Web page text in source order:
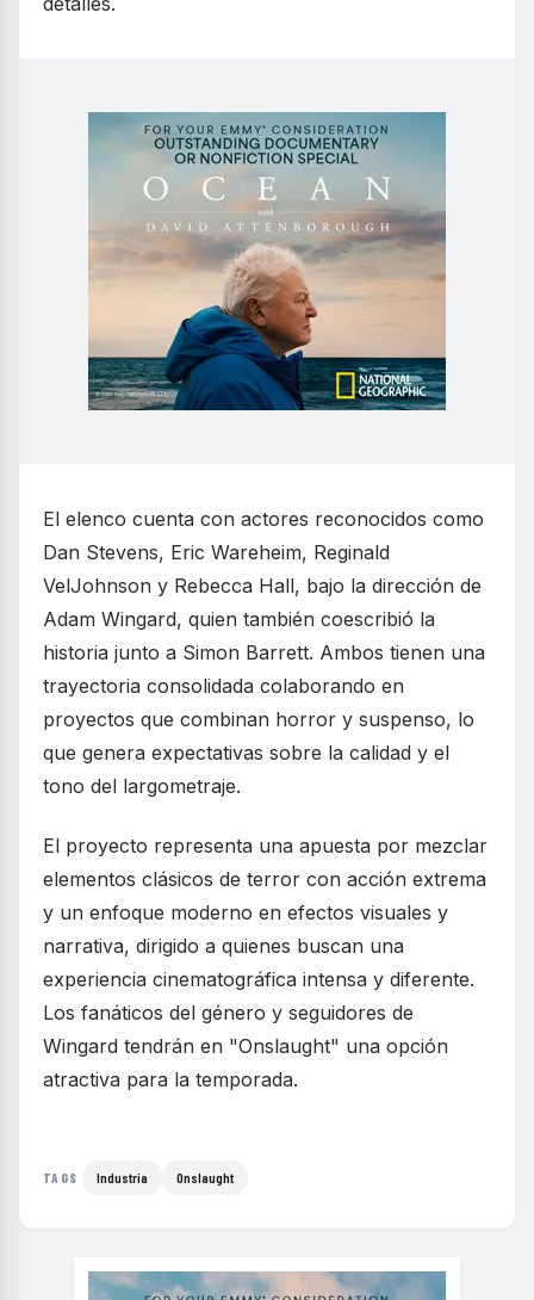
El elenco cuenta con actores reconocidos como
Dan Stevens, Eric Wareheim, Reginald
VelJohnson y Rebecca Hall, bajo la dirección de
Adam Wingard, quien también coescribió la
historia junto a Simon Barrett. Ambos tienen una
trayectoria consolidada colaborando en
proyectos que combinan horror y suspenso, lo
que genera expectativas sobre la calidad y el
tono del largometraje.
El proyecto representa una apuesta por mezclar
elementos clásicos de terror con acción extrema
y un enfoque moderno en efectos visuales y
narrativa, dirigido a quienes buscan una
experiencia cinematográfica intensa y diferente.
Los fanáticos del género y seguidores de
Wingard tendrán en "Onslaught" una opción
atractiva para la temporada.
TAGS Industria Onslaught